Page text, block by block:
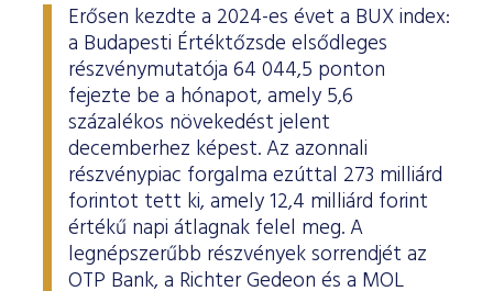
Erősen kezdte a 2024-es évet a BUX index:
a Budapesti Értéktőzsde elsődleges
részvénymutatója 64 044,5 ponton
fejezte be a hónapot, amely 5,6
százalékos növekedést jelent
decemberhez képest. Az azonnali
részvénypiac forgalma ezúttal 273 milliárd
forintot tett ki, amely 12,4 milliárd forint
értékű napi átlagnak felel meg. A
legnépszerűbb részvények sorrendjét az
OTP Bank, a Richter Gedeon és a MOL